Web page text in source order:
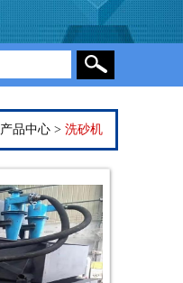
产品中心 > 洗砂机